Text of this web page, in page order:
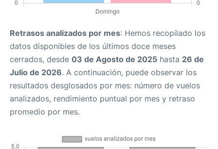
Retrasos analizados por mes: Hemos recopilado los
datos disponibles de los últimos doce meses
cerrados, desde 03 de Agosto de 2025 hasta 26 de
Julio de 2026. A continuación, puede observar los
resultados desglosados por mes: número de vuelos
analizados, rendimiento puntual por mes y retraso
promedio por mes.